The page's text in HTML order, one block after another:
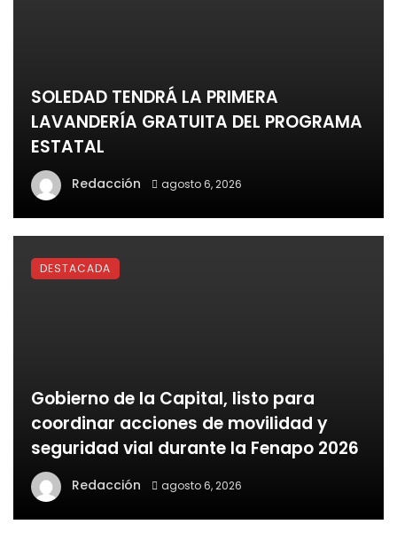
SOLEDAD TENDRÁ LA PRIMERA
LAVANDERÍA GRATUITA DEL PROGRAMA
ESTATAL
Redacción agosto 6, 2026
Gobierno de la Capital, listo para
coordinar acciones de movilidad y
seguridad vial durante la Fenapo 2026
Redacción agosto 6, 2026
DESTACADA